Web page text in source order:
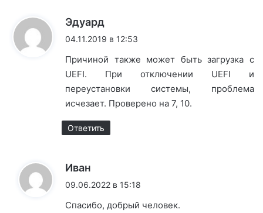
Эдуард
04.11.2019 в 12:53
Причиной также может быть загрузка с
UEFI. При отключении UEFI и
переустановки системы, проблема
исчезает. Проверено на 7, 10.
Ответить
Иван
09.06.2022 в 15:18
Спасибо, добрый человек.